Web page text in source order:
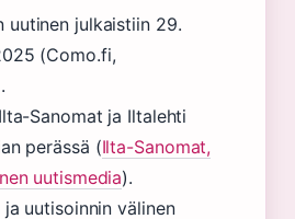
uutinen julkaistiin 29.
(Como.fi,
Sanomat ja Iltalehti
perässä (Ilta-Sanomat,
uutismedia).
ja uutisoinnin välinen